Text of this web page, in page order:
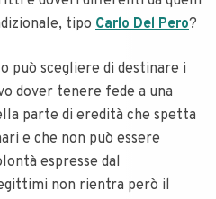
tipo Carlo Del Pero?
può scegliere di destinare i
dover tenere fede a una
parte di eredità che spetta
e che non può essere
espresse dal
non rientra però il